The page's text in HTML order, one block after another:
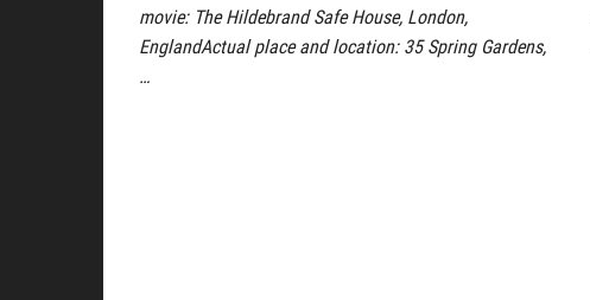
movie: The Hildebrand Safe House, London,
EnglandActual place and location: 35 Spring Gardens,
…